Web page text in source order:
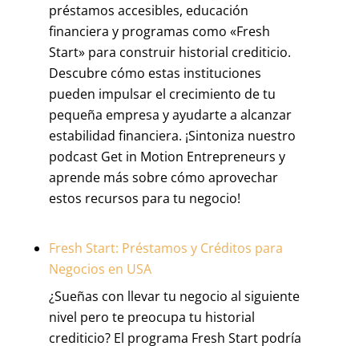
préstamos accesibles, educación
financiera y programas como «Fresh
Start» para construir historial crediticio.
Descubre cómo estas instituciones
pueden impulsar el crecimiento de tu
pequeña empresa y ayudarte a alcanzar
estabilidad financiera. ¡Sintoniza nuestro
podcast Get in Motion Entrepreneurs y
aprende más sobre cómo aprovechar
estos recursos para tu negocio!
Fresh Start: Préstamos y Créditos para
Negocios en USA
¿Sueñas con llevar tu negocio al siguiente
nivel pero te preocupa tu historial
crediticio? El programa Fresh Start podría